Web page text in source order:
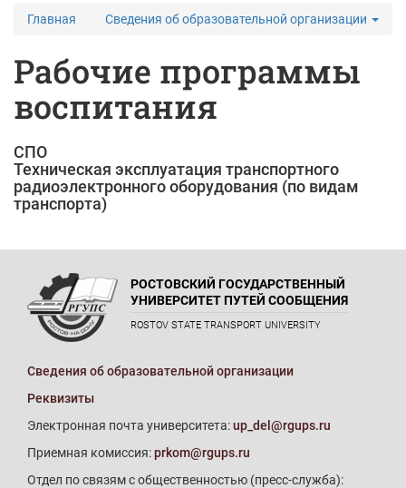
Главная Сведения об образовательной организации
Рабочие программы
воспитания
СПО
Техническая эксплуатация транспортного
радиоэлектронного оборудования (по видам
транспорта)
РОСТОВСКИЙ ГОСУДАРСТВЕННЫЙ
УНИВЕРСИТЕТ ПУТЕЙ СООБЩЕНИЯ
ROSTOV STATE TRANSPORT UNIVERSITY
Сведения об образовательной организации
Реквизиты
Электронная почта университета:up_del@rgups.ru
Приемная комиссия:prkom@rgups.ru
Отдел по связям с общественностью (пресс-служба):